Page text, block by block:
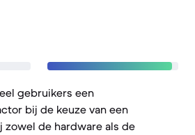
gebruikers een
bij de keuze van een
zowel de hardware als de